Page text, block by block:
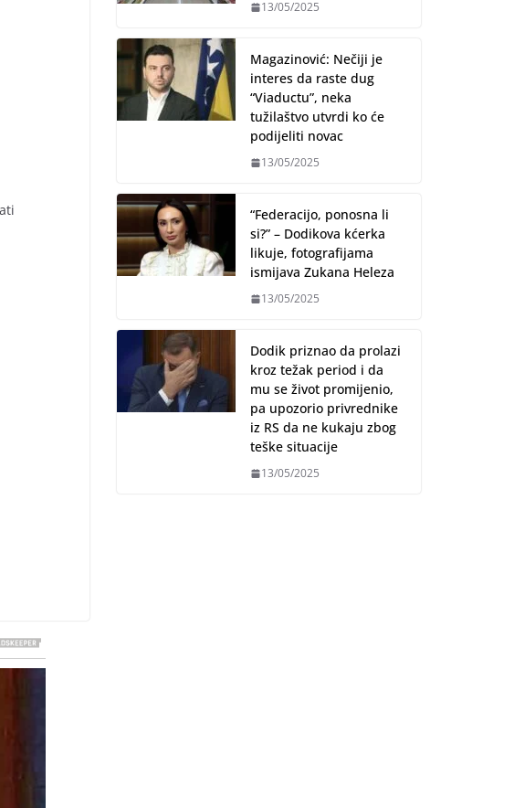
13/05/2025
Magazinović: Nečiji je
interes da raste dug
“Viaductu”, neka
tužilaštvo utvrdi ko će
podijeliti novac
13/05/2025
“Federacijo, ponosna li
si?” – Dodikova kćerka
likuje, fotografijama
ismijava Zukana Heleza
13/05/2025
Dodik priznao da prolazi
kroz težak period i da
mu se život promijenio,
pa upozorio privrednike
iz RS da ne kukaju zbog
teške situacije
13/05/2025